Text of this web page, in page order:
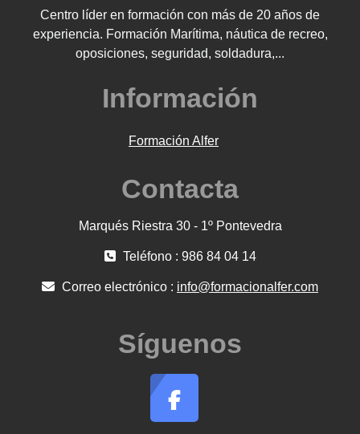
Centro líder en formación con más de 20 años de
experiencia. Formación Marítima, náutica de recreo,
oposiciones, seguridad, soldadura,...
Información
Formación Alfer
Contacta
Marqués Riestra 30 - 1º Pontevedra
Teléfono : 986 84 04 14
Correo electrónico : info@formacionalfer.com
Síguenos